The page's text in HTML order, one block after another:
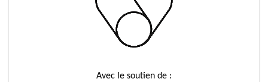
Avec le soutien de :